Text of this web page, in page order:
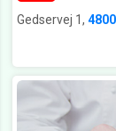
Gedservej 1,